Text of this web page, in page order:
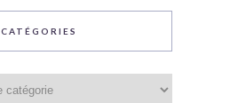
CATÉGORIES